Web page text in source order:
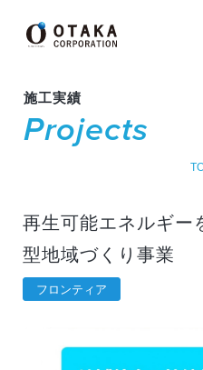
施工実績
Projects
再生可能エネルギー
型地域づくり事業
フロンティア